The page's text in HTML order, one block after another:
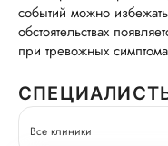
событий можно
обстоятельствах
при тревожных
Все клиники